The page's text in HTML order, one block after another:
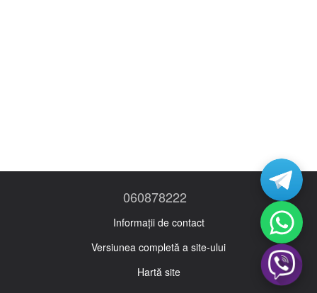
060878222
Informații de contact
Versiunea completă a site-ului
Hartă site